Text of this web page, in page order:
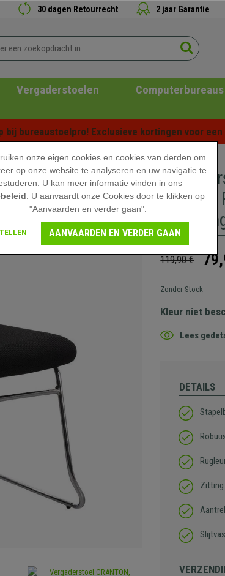
30 dagen Retourrecht 2 jaar Garantie
Vergaderstoelen Computerbureaus
bij bureaustoelpro! Exclusieve kortingen voor
Metalen
119,90 €
Zonder Stock
Kleur niet
Lees
DETAILS
Zitting
onze eigen cookies en cookies van derden om
op onze website te analyseren en uw navigatie te
U kan meer informatie vinden in ons
. U aanvaardt onze Cookies door te klikken op
"Aanvaarden en verder gaan".
AANVAARDEN EN VERDER GAAN